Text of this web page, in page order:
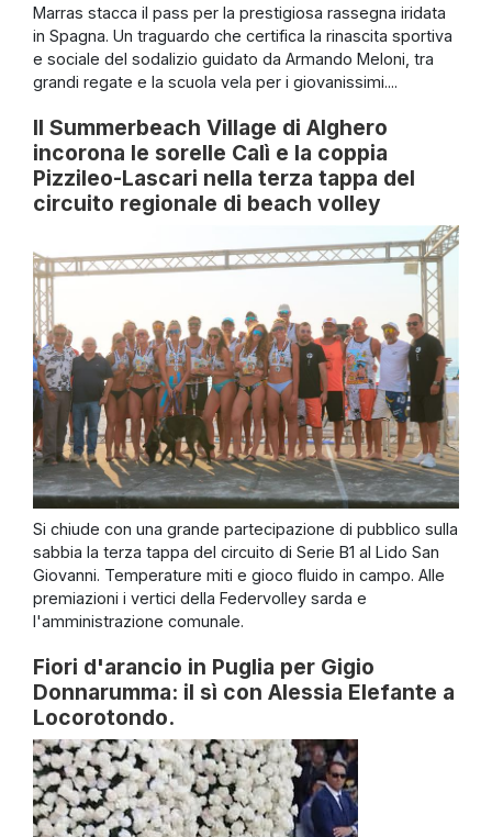
Marras stacca il pass per la prestigiosa rassegna iridata
in Spagna. Un traguardo che certifica la rinascita sportiva
e sociale del sodalizio guidato da Armando Meloni, tra
grandi regate e la scuola vela per i giovanissimi....
Il Summerbeach Village di Alghero
incorona le sorelle Calì e la coppia
Pizzileo-Lascari nella terza tappa del
circuito regionale di beach volley
Si chiude con una grande partecipazione di pubblico sulla
sabbia la terza tappa del circuito di Serie B1 al Lido San
Giovanni. Temperature miti e gioco fluido in campo. Alle
premiazioni i vertici della Federvolley sarda e
l'amministrazione comunale.
Fiori d'arancio in Puglia per Gigio
Donnarumma: il sì con Alessia Elefante a
Locorotondo.